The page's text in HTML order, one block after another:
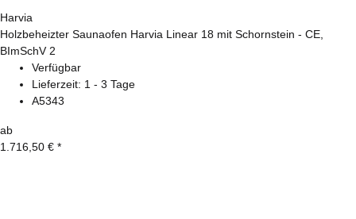
Harvia
Holzbeheizter Saunaofen Harvia Linear 18 mit Schornstein - CE,
BImSchV 2
Verfügbar
Lieferzeit: 1 - 3 Tage
A5343
ab
1.716,50 € *